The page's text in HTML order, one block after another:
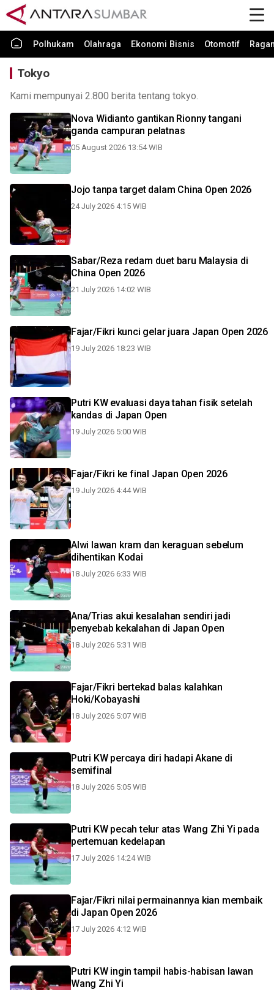
Polhukam Olahraga Ekonomi Bisnis Otomotif
Tokyo
Kami mempunyai 2.800 berita tentang tokyo.
Nova Widianto gantikan Rionny tangani
ganda campuran pelatnas
05 August 2026 13:54 WIB
Jojo tanpa target dalam China Open 2026
24 July 2026 4:15 WIB
Sabar/Reza redam duet baru Malaysia di
China Open 2026
21 July 2026 14:02 WIB
Fajar/Fikri kunci gelar juara Japan Open 2026
19 July 2026 18:23 WIB
Putri KW evaluasi daya tahan fisik setelah
kandas di Japan Open
19 July 2026 5:00 WIB
Fajar/Fikri ke final Japan Open 2026
19 July 2026 4:44 WIB
Alwi lawan kram dan keraguan sebelum
dihentikan Kodai
18 July 2026 6:33 WIB
Ana/Trias akui kesalahan sendiri jadi
penyebab kekalahan di Japan Open
18 July 2026 5:31 WIB
Fajar/Fikri bertekad balas kalahkan
Hoki/Kobayashi
18 July 2026 5:07 WIB
Putri KW percaya diri hadapi Akane di
semifinal
18 July 2026 5:05 WIB
Putri KW pecah telur atas Wang Zhi Yi pada
pertemuan kedelapan
17 July 2026 14:24 WIB
Fajar/Fikri nilai permainannya kian membaik
di Japan Open 2026
17 July 2026 4:12 WIB
Putri KW ingin tampil habis-habisan lawan
Wang Zhi Yi